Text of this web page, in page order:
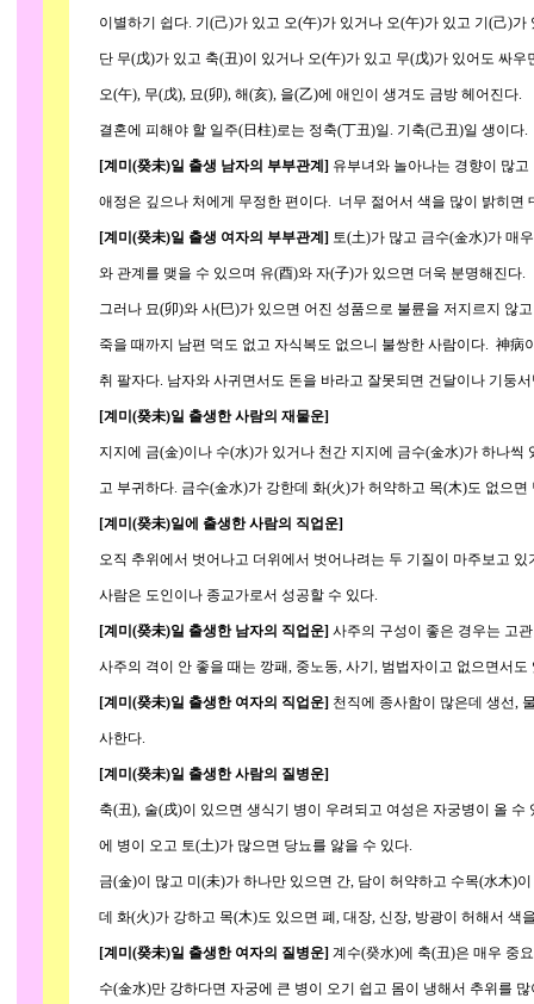
이별하기 쉽다. 기(己)가 있고 오(午)가 있거나 오(午)가 있고 기(己)가
단 무(戊)가 있고 축(丑)이 있거나 오(午)가 있고 무(戊)가 있어도 싸우
오(午), 무(戊), 묘(卯), 해(亥), 을(乙)에 애인이 생겨도 금방 헤어진다.
결혼에 피해야 할 일주(日柱)로는 정축(丁丑)일. 기축(己丑)일 생이다.
[계미(癸未)일 출생 남자의 부부관계] 유부녀와 놀아나는 경향이 많
애정은 깊으나 처에게 무정한 편이다. 너무 젊어서 색을 많이 밝히면
[계미(癸未)일 출생 여자의 부부관계] 토(土)가 많고 금수(金水)가 매
와 관계를 맺을 수 있으며 유(酉)와 자(子)가 있으면 더욱 분명해진다.
그러나 묘(卯)와 사(巳)가 있으면 어진 성품으로 불륜을 저지르지 않
죽을 때까지 남편 덕도 없고 자식복도 없으니 불쌍한 사람이다. 神病
취 팔자다. 남자와 사귀면서도 돈을 바라고 잘못되면 건달이나 기둥서
[계미(癸未)일 출생한 사람의 재물운]
지지에 금(金)이나 수(水)가 있거나 천간 지지에 금수(金水)가 하나씩
고 부귀하다. 금수(金水)가 강한데 화(火)가 허약하고 목(木)도 없으면
[계미(癸未)일에 출생한 사람의 직업운]
오직 추위에서 벗어나고 더위에서 벗어나려는 두 기질이 마주보고 있
사람은 도인이나 종교가로서 성공할 수 있다.
[계미(癸未)일 출생한 남자의 직업운] 사주의 구성이 좋은 경우는 고
사주의 격이 안 좋을 때는 깡패, 중노동, 사기, 범법자이고 없으면서도
[계미(癸未)일 출생한 여자의 직업운] 천직에 종사함이 많은데 생선,
사한다.
[계미(癸未)일 출생한 사람의 질병운]
축(丑), 술(戌)이 있으면 생식기 병이 우려되고 여성은 자궁병이 올 수
에 병이 오고 토(土)가 많으면 당뇨를 앓을 수 있다.
금(金)이 많고 미(未)가 하나만 있으면 간, 담이 허약하고 수목(水木)이
데 화(火)가 강하고 목(木)도 있으면 폐, 대장, 신장, 방광이 허해서 색
[계미(癸未)일 출생한 여자의 질병운] 계수(癸水)에 축(丑)은 매우 중
수(金水)만 강하다면 자궁에 큰 병이 오기 쉽고 몸이 냉해서 추위를 많